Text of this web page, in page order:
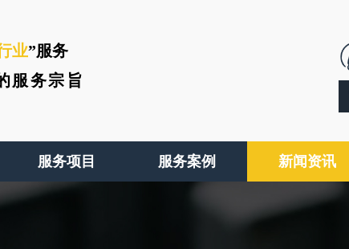
业”服务
服务宗旨
服务项目 服务案例 新闻资讯